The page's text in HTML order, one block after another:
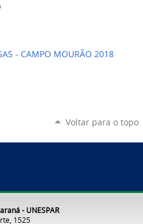
- CAMPO MOURÃO 2018
Voltar para o topo
- UNESPAR
1525